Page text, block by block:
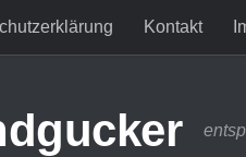
Kontakt